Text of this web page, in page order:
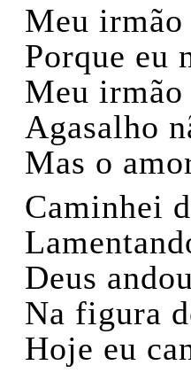
Meu
Porque eu
Meu
Agasalho
Mas o
Caminhei
Deus
Na figura
Hoje eu